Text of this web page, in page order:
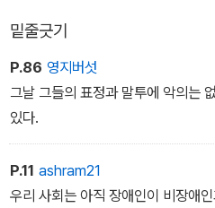
밑줄긋기
P.86 영지버섯
그날 그들의 표정과 말투에 악의는
있다.
P.11 ashram21
우리 사회는 아직 장애인이 비장애